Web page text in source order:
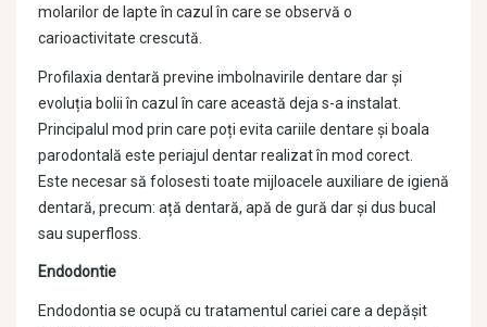
molarilor de lapte în cazul în care se observă o
carioactivitate crescută.
Profilaxia dentară previne imbolnavirile dentare dar și
evoluția bolii în cazul în care această deja s-a instalat.
Principalul mod prin care poți evita cariile dentare și boala
parodontală este periajul dentar realizat în mod corect.
Este necesar să folosesti toate mijloacele auxiliare de igienă
dentară, precum: ață dentară, apă de gură dar și dus bucal
sau superfloss.
Endodontie
Endodontia se ocupă cu tratamentul cariei care a depășit